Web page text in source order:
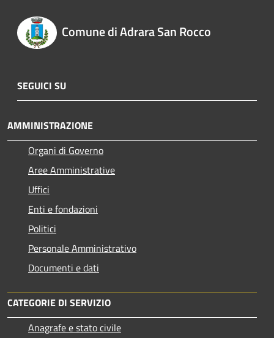
Comune di Adrara San Rocco
SEGUICI SU
AMMINISTRAZIONE
Organi di Governo
Aree Amministrative
Uffici
Enti e fondazioni
Politici
Personale Amministrativo
Documenti e dati
CATEGORIE DI SERVIZIO
Anagrafe e stato civile